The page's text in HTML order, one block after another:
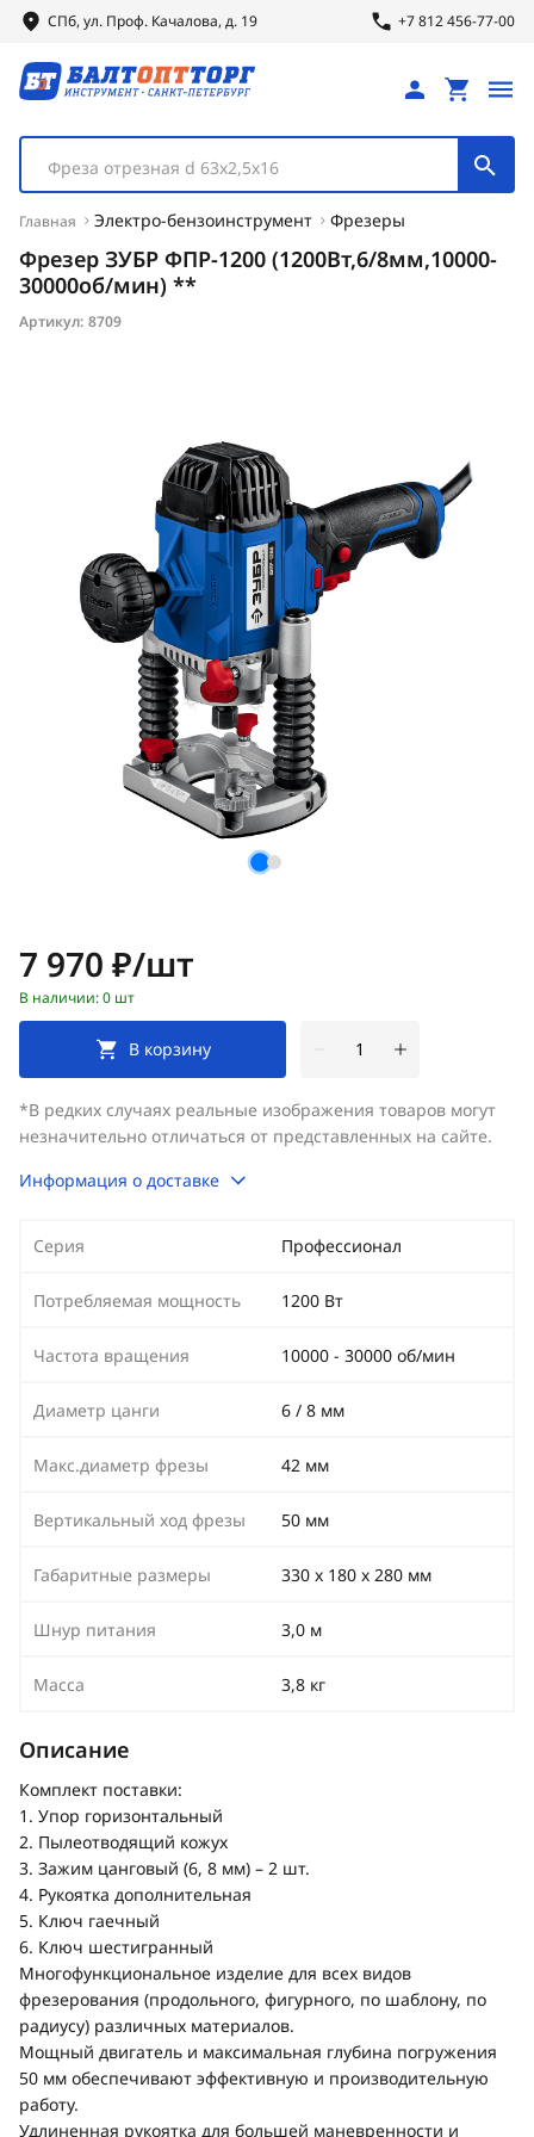
СПб, ул. Проф. Качалова, д. 19 +7 812 456-77-00
Фреза отрезная d 63х2,5х16
Главная Электро-бензоинструмент Фрезеры
Фрезер ЗУБР ФПР-1200 (1200Вт,6/8мм,10000-
30000об/мин) **
Артикул: 8709
Цена:
7 970 ₽/шт
В наличии: 0 шт
В корзину
*В редких случаях реальные изображения товаров могут
незначительно отличаться от представленных на сайте.
Информация о доставке
Серия Профессионал
Потребляемая мощность 1200 Вт
Частота вращения 10000 - 30000 об/мин
Диаметр цанги 6 / 8 мм
Макс.диаметр фрезы 42 мм
Вертикальный ход фрезы 50 мм
Габаритные размеры 330 х 180 х 280 мм
Шнур питания 3,0 м
Масса 3,8 кг
Описание
Комплект поставки:
1. Упор горизонтальный
2. Пылеотводящий кожух
3. Зажим цанговый (6, 8 мм) – 2 шт.
4. Рукоятка дополнительная
5. Ключ гаечный
6. Ключ шестигранный
Многофункциональное изделие для всех видов
фрезерования (продольного, фигурного, по шаблону, по
радиусу) различных материалов.
Мощный двигатель и максимальная глубина погружения
50 мм обеспечивают эффективную и производительную
работу.
Удлиненная рукоятка для большей маневренности и